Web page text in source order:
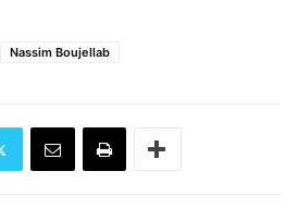
Nassim Boujellab